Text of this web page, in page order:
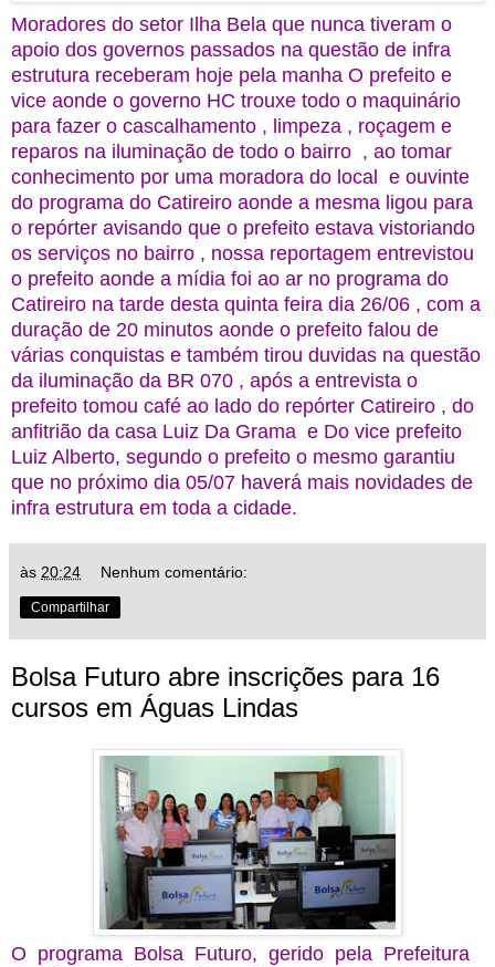
Moradores do setor Ilha Bela que nunca tiveram o
apoio dos governos passados na questão de infra
estrutura receberam hoje pela manha O prefeito e
vice aonde o governo HC trouxe todo o maquinário
para fazer o cascalhamento , limpeza , roçagem e
reparos na iluminação de todo o bairro , ao tomar
conhecimento por uma moradora do local e ouvinte
do programa do Catireiro aonde a mesma ligou para
o repórter avisando que o prefeito estava vistoriando
os serviços no bairro , nossa reportagem entrevistou
o prefeito aonde a mídia foi ao ar no programa do
Catireiro na tarde desta quinta feira dia 26/06 , com a
duração de 20 minutos aonde o prefeito falou de
várias conquistas e também tirou duvidas na questão
da iluminação da BR 070 , após a entrevista o
prefeito tomou café ao lado do repórter Catireiro , do
anfitrião da casa Luiz Da Grama e Do vice prefeito
Luiz Alberto, segundo o prefeito o mesmo garantiu
que no próximo dia 05/07 haverá mais novidades de
infra estrutura em toda a cidade.
às 20:24 Nenhum comentário:
Compartilhar
Bolsa Futuro abre inscrições para 16
cursos em Águas Lindas
O programa Bolsa Futuro, gerido pela Prefeitura